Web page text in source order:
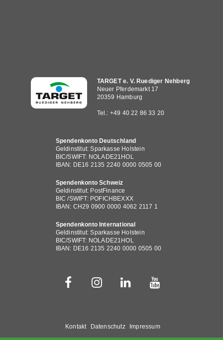
Hauptnavigation
TARGET e. V. Ruediger Nehberg
Neuer Pferdemarkt 17
20359 Hamburg
Tel.: +49 40 22 86 33 20
Spendenkonto Deutschland
Geldinstitut: Sparkasse Holstein
BIC/SWIFT: NOLADE21HOL
IBAN: DE16 2135 2240 0000 0505 00
Spendenkonto Schweiz
Geldinstitut: PostFinance
BIC /SWIFT: POFICHBEXXX
IBAN: CH29 0900 0000 4062 2117 1
Spendenkonto International
Geldinstitut: Sparkasse Holstein
BIC/SWIFT: NOLADE21HOL
IBAN: DE16 2135 2240 0000 0505 00
Kontakt Datenschutz Impressum